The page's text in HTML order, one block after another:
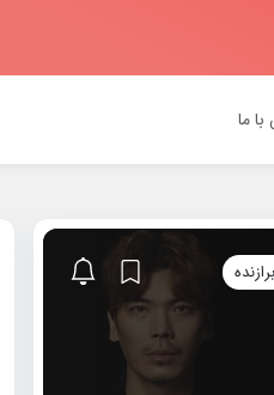
ما